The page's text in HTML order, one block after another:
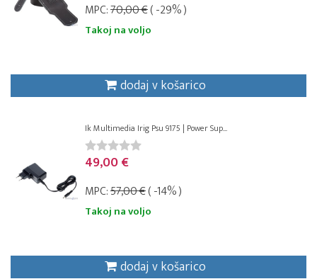
MPC:70,00 €( -29% )
Takoj na voljo
dodaj v košarico
Ik Multimedia Irig Psu 9175 | Power Sup...
49,00 €
MPC:57,00 €( -14% )
Takoj na voljo
dodaj v košarico